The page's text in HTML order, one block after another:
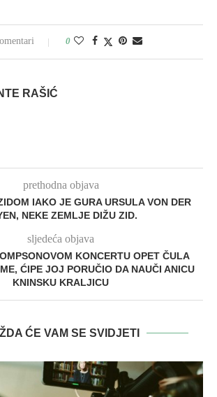
0
RAŠIĆ
prethodna objava
IAKO JE GURA URSULA VON DER
NEKE ZEMLJE DIŽU ZID.
sljedeća objava
KONCERTU OPET ČULA
ĆIPE JOJ PORUČIO DA NAUČI ANICU
KNINSKU KRALJICU
ĆE VAM SE SVIDJETI